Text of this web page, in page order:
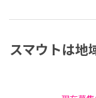
スマウトは地